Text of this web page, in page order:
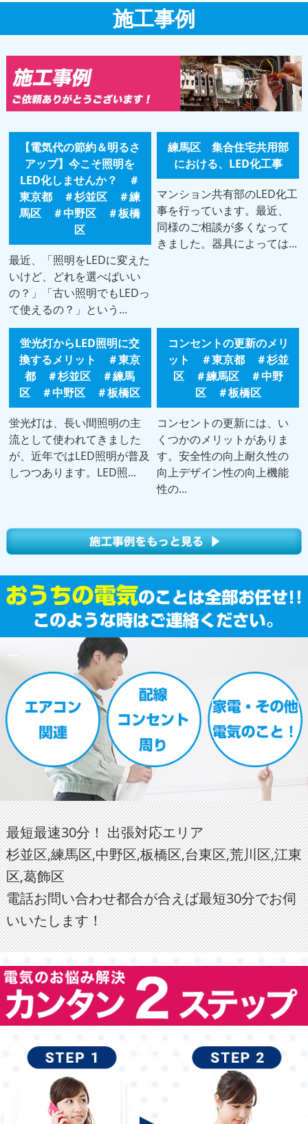
施工事例
【電気代の節約＆明るさ
アップ】今こそ照明を
LED化しませんか？ ＃
東京都 ＃杉並区 ＃練
馬区 ＃中野区 ＃板橋
区
最近、「照明をLEDに変えた
いけど、どれを選べばいい
の？」「古い照明でもLEDっ
て使えるの？」という...
練馬区 集合住宅共用部
における、LED化工事
マンション共有部のLED化工
事を行っています。最近、
同様のご相談が多くなって
きました。器具によっては...
蛍光灯からLED照明に交
換するメリット ＃東京
都 ＃杉並区 ＃練馬
区 ＃中野区 ＃板橋区
蛍光灯は、長い間照明の主
流として使われてきました
が、近年ではLED照明が普及
しつつあります。LED照...
コンセントの更新のメリ
ット ＃東京都 ＃杉並
区 ＃練馬区 ＃中野
区 ＃板橋区
コンセントの更新には、い
くつかのメリットがありま
す。安全性の向上耐久性の
向上デザイン性の向上機能
性の...
最短最速30分！ 出張対応エリア
杉並区,練馬区,中野区,板橋区,台東区,荒川区,江東
区,葛飾区
電話お問い合わせ都合が合えば最短30分でお伺
いいたします！